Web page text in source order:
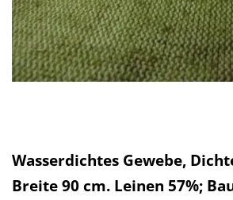
Wasserdichtes Gewebe,
Breite 90 cm. Leinen 57%;